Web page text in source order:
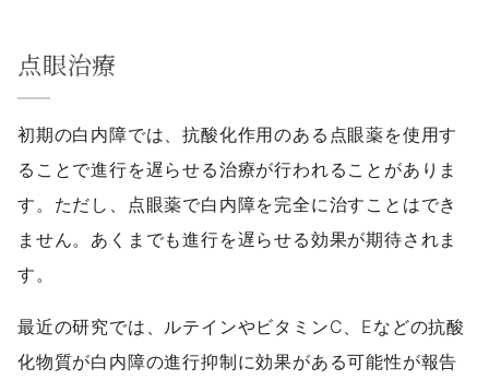
点眼治療
初期の白内障では、抗酸化作用のある点眼薬を使用す
ることで進行を遅らせる治療が行われることがありま
す。ただし、点眼薬で白内障を完全に治すことはでき
ません。あくまでも進行を遅らせる効果が期待されま
す。
最近の研究では、ルテインやビタミンC、Eなどの抗酸
化物質が白内障の進行抑制に効果がある可能性が報告